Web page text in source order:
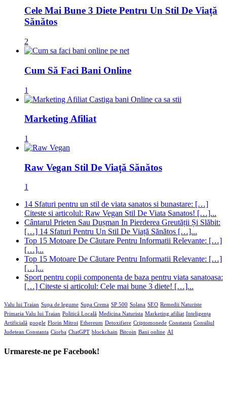
Cele Mai Bune 3 Diete Pentru Un Stil De Viață
Sănătos
2
Cum Să Faci Bani Online
1
Marketing Afiliat
1
Raw Vegan Stil De Viață Sănătos
1
14 Sfaturi pentru un stil de viata sanatos si bunastare: […]
Citeste si articolul: Raw Vegan Stil De Viata Sanatos! […]...
Cântarul Prieten Sau Dușman In Pierderea Greutății Și Slăbit:
[…] 14 Sfaturi Pentru Un Stil De Viață Sănătos […]...
Top 15 Motoare De Căutare Pentru Informatii Relevante: […]
[…]...
Top 15 Motoare De Căutare Pentru Informatii Relevante: […]
[…]...
Sport pentru copii componenta de baza pentru viata sanatoasa:
[…] Citeste si articolul: Cele mai bune 3 diete! […]...
Valu lui Traian Supa de legume Supa Crema SP 500 Solana SEO Remedii Naturiste
Primaria Valu lui Traian Politică Locală Medicina Naturista Marketing afiliat Inteligența
Artificială google Florin Mitroi Ethereum Detoxifiere Criptomonede Constanta Consiliul
Judetean Constanta Ciorba ChatGPT blockchain Bitcoin Bani online AI
Urmareste-ne pe Facebook!